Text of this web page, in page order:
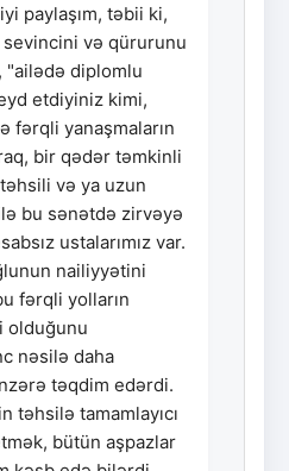
paylaşım, təbii ki,
və qürurunu
"ailədə diplomlu
etdiyiniz kimi,
fərqli yanaşmaların
bir qədər təmkinli
və ya uzun
bu sənətdə zirvəyə
ustalarımız var.
nailiyyətini
fərqli yolların
olduğunu
nəsilə daha
təqdim edərdi.
təhsilə tamamlayıcı
bütün aşpazlar